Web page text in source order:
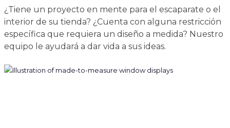
¿Tiene un proyecto en mente para el escaparate o el
interior de su tienda? ¿Cuenta con alguna restricción
específica que requiera un diseño a medida? Nuestro
equipo le ayudará a dar vida a sus ideas.